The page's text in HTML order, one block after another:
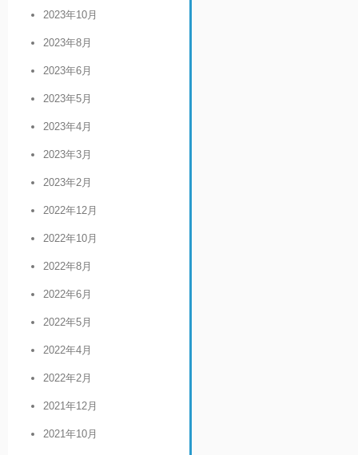
2023年10月
2023年8月
2023年6月
2023年5月
2023年4月
2023年3月
2023年2月
2022年12月
2022年10月
2022年8月
2022年6月
2022年5月
2022年4月
2022年2月
2021年12月
2021年10月